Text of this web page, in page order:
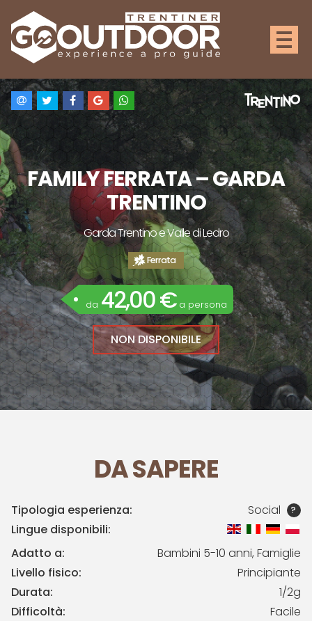
FAMILY FERRATA – GARDA
TRENTINO
Garda Trentino e Valle di Ledro
Ferrata
da 42,00 € a persona
NON DISPONIBILE
DA SAPERE
Tipologia esperienza: Social ?
Lingue disponibili:
Adatto a:
Bambini 5-10 anni, Famiglie
Livello fisico:
Principiante
Durata:
1/2g
Difficoltà:
Facile